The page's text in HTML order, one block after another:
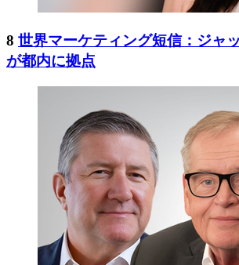
8 世界マーケティング短信：ジャ
が都内に拠点